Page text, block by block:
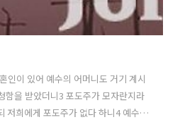
인이 있어 예수의 어머니도 거기 계시
함을 받았더니3 포도주가 모자란지라
저희에게 포도주가 없다 하니4 예수께